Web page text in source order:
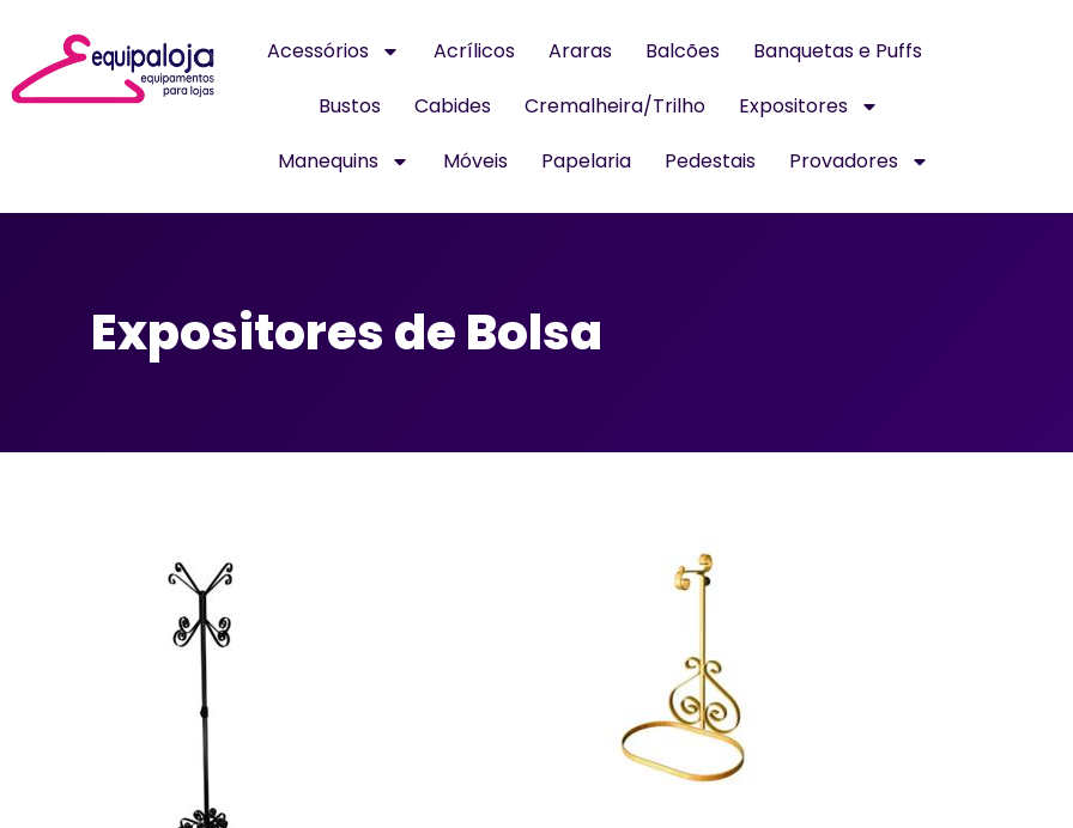
Acessórios Acrílicos Araras Balcões
Banquetas e Puffs
Bustos
Cabides Cremalheira/Trilho
Expositores
Manequins
Móveis Papelaria Pedestais Provadores
Expositores de Bolsa